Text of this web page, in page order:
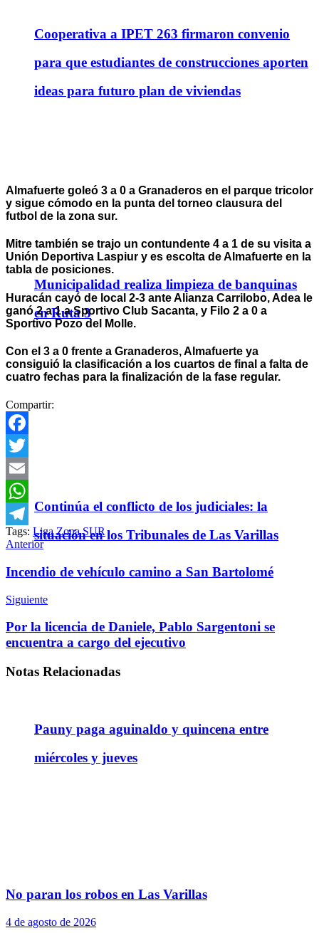
Cooperativa a IPET 263 firmaron convenio
para que estudiantes de construcciones aporten
ideas para futuro plan de viviendas
Municipalidad realiza limpieza de banquinas
en Ruta 3
Continúa el conflicto de los judiciales: la
situación en los Tribunales de Las Varillas
Pauny paga aguinaldo y quincena entre
miércoles y jueves
Almafuerte goleó 3 a 0 a Granaderos en el parque tricolor
y sigue cómodo en la punta del torneo clausura del
futbol de la zona sur.
Mitre también se trajo un contundente 4 a 1 de su visita a
Unión Deportiva Laspiur y es escolta de Almafuerte en la
tabla de posiciones.
Huracán cayó de local 2-3 ante Alianza Carrilobo, Adea le
ganó 2 a 1 a Sportivo Club Sacanta, y Filo 2 a 0 a
Sportivo Pozo del Molle.
Con el 3 a 0 frente a Granaderos, Almafuerte ya
consiguió la clasificación a los cuartos de final a falta de
cuatro fechas para la finalización de la fase regular.
Compartir:
Facebook
Twitter
Email
WhatsApp
Telegram
Tags: Liga Zona SUR
Anterior
Incendio de vehículo camino a San Bartolomé
Siguiente
Por la licencia de Daniele, Pablo Sargentoni se
encuentra a cargo del ejecutivo
Notas Relacionadas
No paran los robos en Las Varillas
4 de agosto de 2026